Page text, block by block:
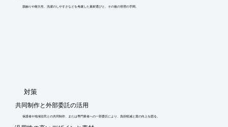
肌触りや耐久性、洗濯のしやすさなどを考慮した素材選びと、その後の管理の手間。
​対策
共同制作と外部委託の活用
保護者や地域住民との共同制作、または専門業者への一部委託により、負担軽減と質の向上を図る。